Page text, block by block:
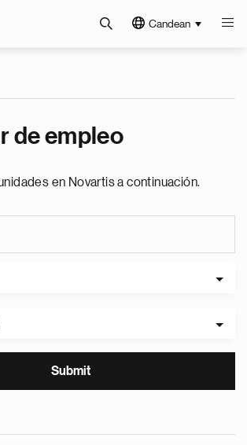
Candean
de empleo
en Novartis a continuación.